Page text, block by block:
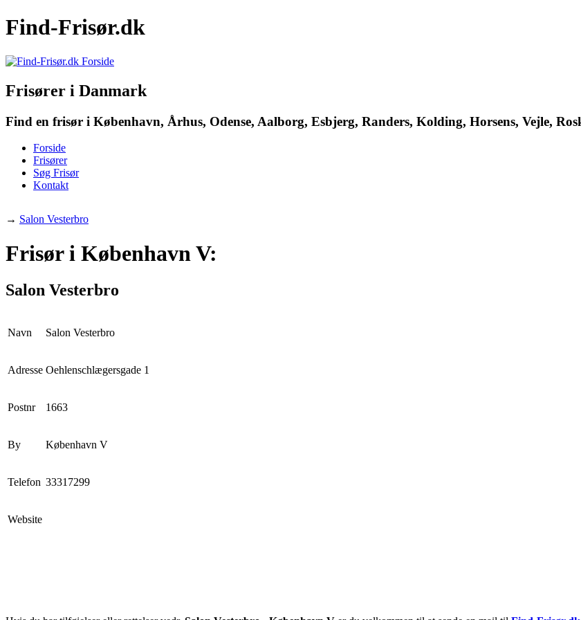
Find-Frisør.dk
Frisører i Danmark
Find en frisør i København, Århus, Odense, Aalborg, Esbjerg, Randers, Kolding, Horsens, Vejle,
Forside
Frisører
Søg Frisør
Kontakt
→ Salon Vesterbro
Frisør i København V:
Salon Vesterbro
Navn Salon Vesterbro
Adresse Oehlenschlægersgade 1
Postnr 1663
By København V
Telefon 33317299
Website